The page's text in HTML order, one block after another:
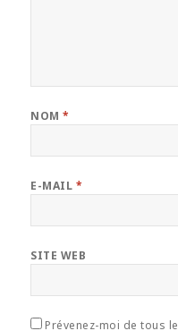
NOM*
E-MAIL *
SITE WEB
Prévenez-moi de tous